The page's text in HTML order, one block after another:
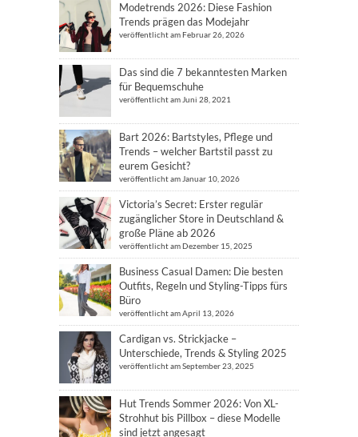
Modetrends 2026: Diese Fashion
Trends prägen das Modejahr
veröffentlicht am Februar 26, 2026
Das sind die 7 bekanntesten Marken
für Bequemschuhe
veröffentlicht am Juni 28, 2021
Bart 2026: Bartstyles, Pflege und
Trends – welcher Bartstil passt zu
eurem Gesicht?
veröffentlicht am Januar 10, 2026
Victoria’s Secret: Erster regulär
zugänglicher Store in Deutschland &
große Pläne ab 2026
veröffentlicht am Dezember 15, 2025
Business Casual Damen: Die besten
Outfits, Regeln und Styling-Tipps fürs
Büro
veröffentlicht am April 13, 2026
Cardigan vs. Strickjacke –
Unterschiede, Trends & Styling 2025
veröffentlicht am September 23, 2025
Hut Trends Sommer 2026: Von XL-
Strohhut bis Pillbox – diese Modelle
sind jetzt angesagt